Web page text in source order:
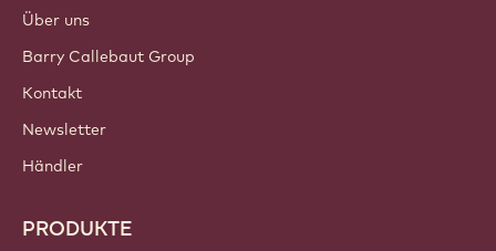
Über uns
Barry Callebaut Group
Kontakt
Newsletter
Händler
PRODUKTE